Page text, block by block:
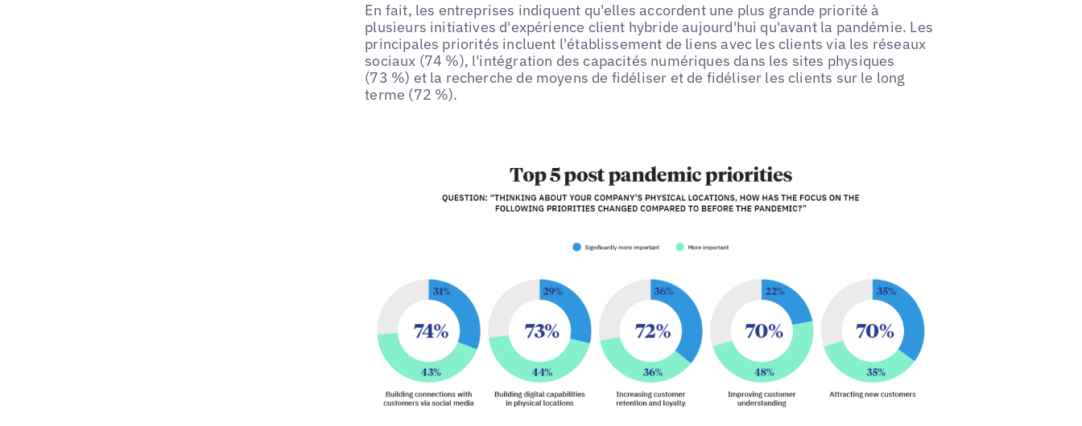
En fait, les entreprises indiquent qu'elles accordent une plus grande priorité à
plusieurs initiatives d'expérience client hybride aujourd'hui qu'avant la pandémie. Les
principales priorités incluent l'établissement de liens avec les clients via les réseaux
sociaux (74 %), l'intégration des capacités numériques dans les sites physiques
(73 %) et la recherche de moyens de fidéliser et de fidéliser les clients sur le long
terme (72 %).